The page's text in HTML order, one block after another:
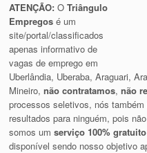
ATENÇÃO: OTriângulo
Empregos é um
site/portal/classificados
apenas informativo de
vagas de emprego em
Uberlândia, Uberaba, Araguari,
Mineiro,não contratamos,não
processos seletivos, nós
resultados para ninguém, pois
somos umserviço 100% gratuito
disponível sendo nosso objetivo